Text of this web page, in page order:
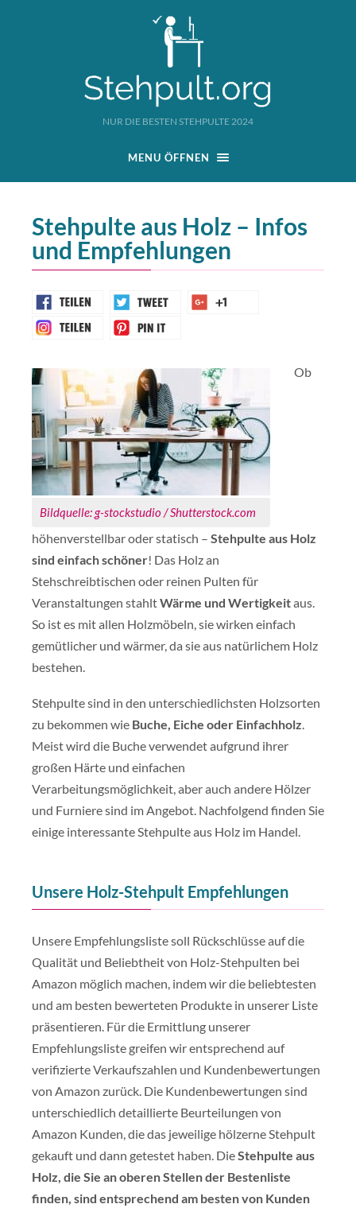
NUR DIE BESTEN STEHPULTE 2024
MENU ÖFFNEN
Stehpulte aus Holz – Infos
und Empfehlungen
Bildquelle: g-stockstudio / Shutterstock.com
Ob
höhenverstellbar oder statisch – Stehpulte aus Holz
sind einfach schöner! Das Holz an
Stehschreibtischen oder reinen Pulten für
Veranstaltungen stahltWärme und Wertigkeitaus.
So ist es mit allen Holzmöbeln, sie wirken einfach
gemütlicher und wärmer, da sie aus natürlichem Holz
bestehen.
Stehpulte sind in den unterschiedlichsten Holzsorten
zu bekommen wie Buche, Eiche oder Einfachholz
Meist wird die Buche verwendet aufgrund ihrer
großen Härte und einfachen
Verarbeitungsmöglichkeit, aber auch andere Hölzer
und Furniere sind im Angebot. Nachfolgend finden Sie
einige interessante Stehpulte aus Holz im Handel.
Unsere Holz-Stehpult Empfehlungen
Unsere Empfehlungsliste soll Rückschlüsse auf die
Qualität und Beliebtheit von Holz-Stehpulten bei
Amazon möglich machen, indem wir die beliebtesten
und am besten bewerteten Produkte in unserer Liste
präsentieren. Für die Ermittlung unserer
Empfehlungsliste greifen wir entsprechend auf
verifizierte Verkaufszahlen und Kundenbewertungen
von Amazon zurück. Die Kundenbewertungen sind
unterschiedlich detaillierte Beurteilungen von
Amazon Kunden, die das jeweilige hölzerne Stehpult
gekauft und dann getestet haben. DieStehpulte aus
Holz, die Sie an oberen Stellen der Bestenliste
finden, sind entsprechend am besten von Kunden